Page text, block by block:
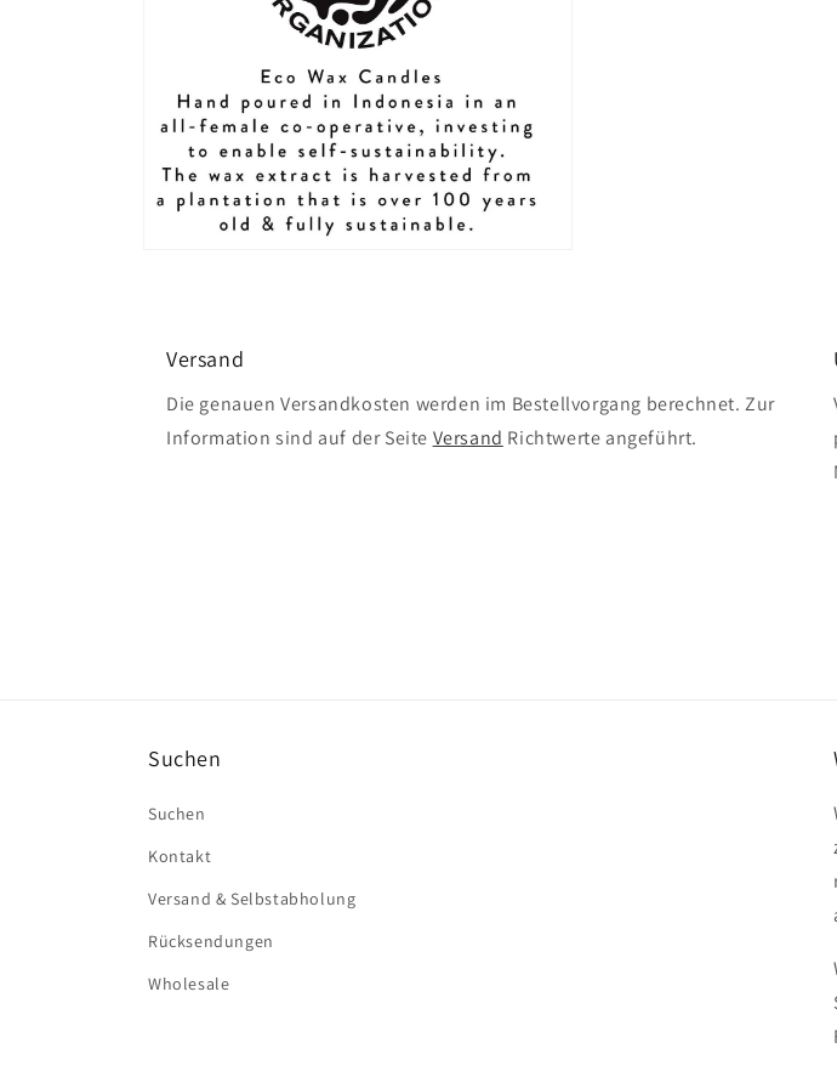
Versand
Die genauen Versandkosten werden im Bestellvorgang berechnet. Zur
Information sind auf der Seite Versand Richtwerte angeführt.
Suchen
Suchen
Kontakt
Versand & Selbstabholung
Rücksendungen
Wholesale